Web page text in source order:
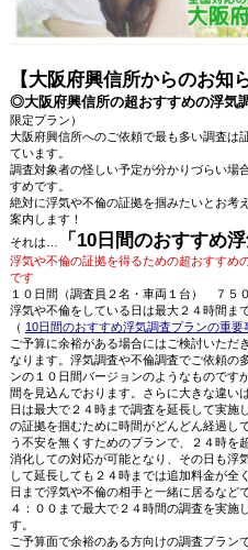
【大阪府興信所からのお知
◎大阪府興信所の超おすすめの浮気
限定プラン）
大阪府興信所へのご依頼で最も多い調査は
ています。
調査対象者の怪しい予定が分かりづらい場
すめです。
絶対に浮気や不倫の証拠を掴みたいとお考
案内します！
それは…
「10日間のおすすめ
浮気や不倫の証拠を得るための超おすすめ
です
１０日間（調査員２名・車両１台） ７５
浮気や不倫をしている日は最大２４時間ま
（ 10日間のおすすめ浮気調査プランの重要
ご予算に余裕がある場合にはご検討いただ
なります。浮気調査や不倫調査でご依頼の
ンの１０日間バージョンのようなものです
間を見込んでおります。さらに大きな違い
日は最大で２４時まで調査を延長して実施
の証拠を掴むために時間がどんどん経過し
う不安を無くすためのプランで、２４時を
消化しての対応が可能となり、その日も浮
して延長しても２４時までは追加料金が全
日まで浮気や不倫の相手と一緒に居るなど
４：００まで最大で２４時間の調査を実施
す。
ご予算面で余裕のある方向けの調査プラン